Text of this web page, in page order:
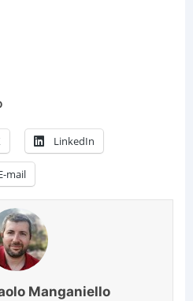
LinkedIn
mail
Manganiello